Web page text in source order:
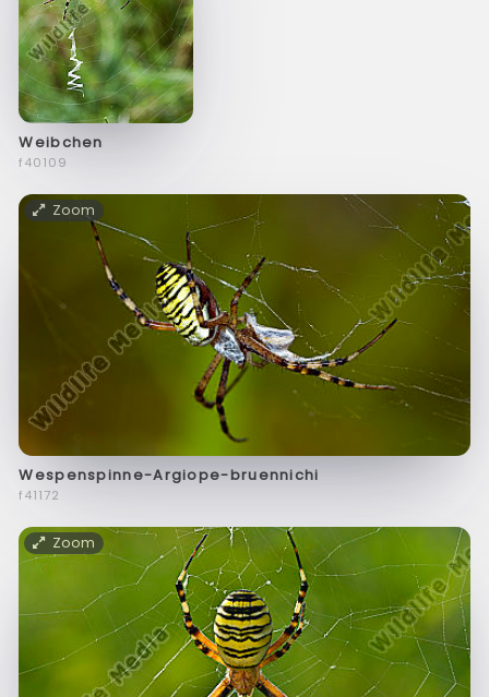
Weibchen
f40109
Zoom
Wespenspinne-Argiope-bruennichi
f41172
Zoom